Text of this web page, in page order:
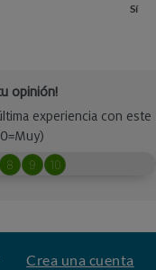
Sí
Crea una cuenta